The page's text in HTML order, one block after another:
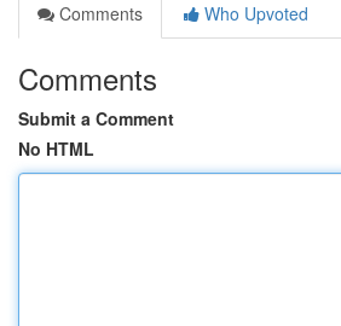
Comments
Who Upvoted
Comments
Submit a Comment
No HTML